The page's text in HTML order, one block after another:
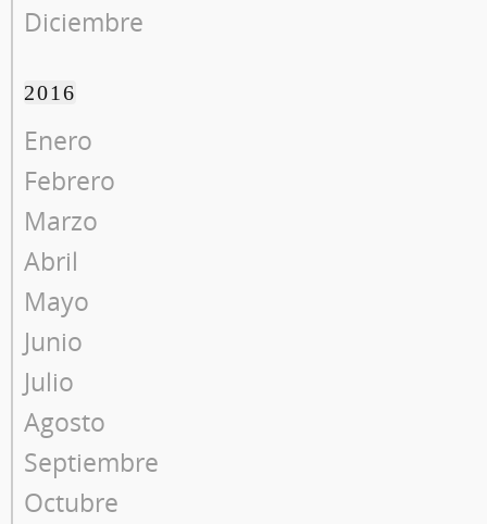
Diciembre
2016
Enero
Febrero
Marzo
Abril
Mayo
Junio
Julio
Agosto
Septiembre
Octubre